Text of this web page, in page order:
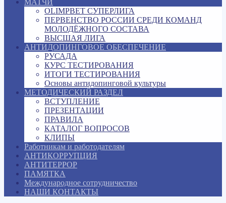
OLIMPBET СУПЕРЛИГА
ПЕРВЕНСТВО РОССИИ СРЕДИ КОМАНД
МОЛОДЁЖНОГО СОСТАВА
ВЫСШАЯ ЛИГА
АНТИДОПИНГОВОЕ ОБЕСПЕЧЕНИЕ
РУСАДА
КУРС ТЕСТИРОВАНИЯ
ИТОГИ ТЕСТИРОВАНИЯ
Основы антидопинговой культуры
МЕТОДИЧЕСКИЙ РАЗДЕЛ
ВСТУПЛЕНИЕ
ПРЕЗЕНТАЦИИ
ПРАВИЛА
КАТАЛОГ ВОПРОСОВ
КЛИПЫ
Работникам и работодателям
АНТИКОРРУПЦИЯ
АНТИТЕРРОР
ПАМЯТКА
Международное сотрудничество
НАШИ КОНТАКТЫ